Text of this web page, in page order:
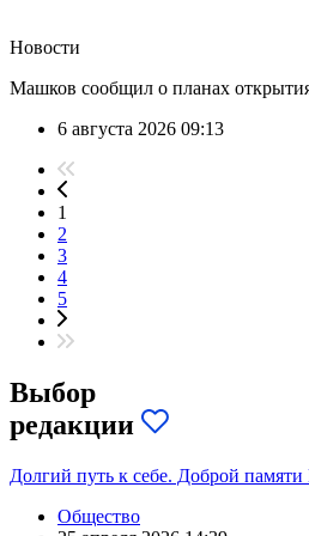
Новости
Машков сообщил о планах
6 августа 2026 09:13
1
2
3
4
5
Выбор
редакции
Долгий путь к себе. Доброй
Общество